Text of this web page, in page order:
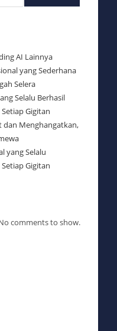
AI Lainnya
yang Sederhana
Selera
Selalu Berhasil
Gigitan
dan Menghangatkan,
yang Selalu
Gigitan
comments to show.